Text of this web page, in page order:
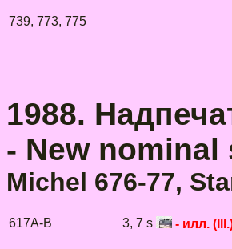
739, 773, 775
1988.
- New
Michel 676-77,
617A-B 3, 7 s - илл.